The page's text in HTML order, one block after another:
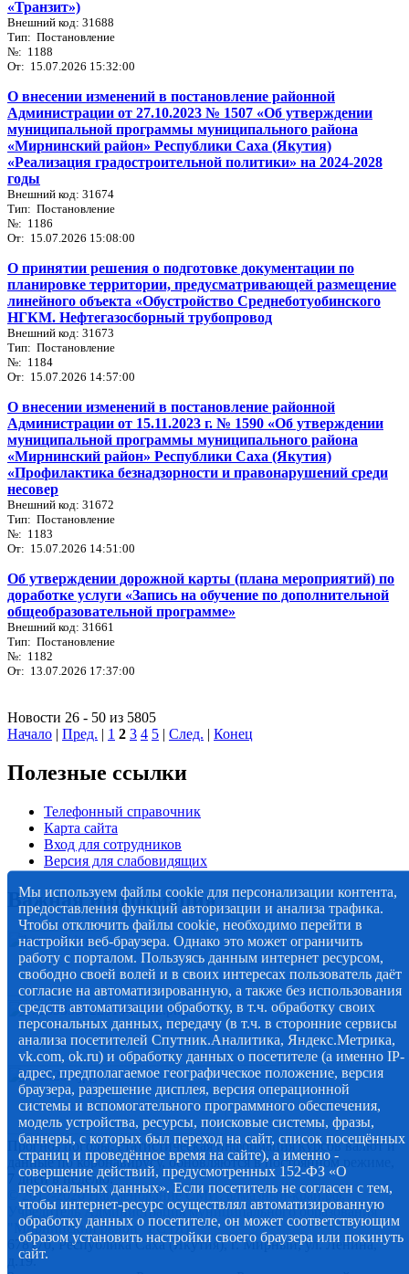
«Транзит»)
Внешний код: 31688
Тип: Постановление
№: 1188
От: 15.07.2026 15:32:00
О внесении изменений в постановление районной
Администрации от 27.10.2023 № 1507 «Об утверждении
муниципальной программы муниципального района
«Мирнинский район» Республики Саха (Якутия)
«Реализация градостроительной политики» на 2024-2028
годы
Внешний код: 31674
Тип: Постановление
№: 1186
От: 15.07.2026 15:08:00
О принятии решения о подготовке документации по
планировке территории, предусматривающей размещение
линейного объекта «Обустройство Среднеботуобинского
НГКМ. Нефтегазосборный трубопровод
Внешний код: 31673
Тип: Постановление
№: 1184
От: 15.07.2026 14:57:00
О внесении изменений в постановление районной
Администрации от 15.11.2023 г. № 1590 «Об утверждении
муниципальной программы муниципального района
«Мирнинский район» Республики Саха (Якутия)
«Профилактика безнадзорности и правонарушений среди
несовер
Внешний код: 31672
Тип: Постановление
№: 1183
От: 15.07.2026 14:51:00
Об утверждении дорожной карты (плана мероприятий) по
доработке услуги «Запись на обучение по дополнительной
общеобразовательной программе»
Внешний код: 31661
Тип: Постановление
№: 1182
От: 13.07.2026 17:37:00
Новости 26 - 50 из 5805
Начало | Пред. | 1 2 3 4 5 | След. | Конец
Полезные ссылки
Телефонный справочник
Карта сайта
Вход для сотрудников
Версия для слабовидящих
Важная информация
Прогноз погоды, статистическая информация курсов валют и
данные по коронавирусу, обновляются в постоянном режиме,
7 дней в неделю.
© 2012-2020 Наименование СМИ: алмазный-край.рф.
Учредитель Администрация муниципального образования
"Мирнинский район" РС (Я)
678170, Республика Саха (Якутия), г. Мирный, ул. Ленина,
д.19.
Мы используем файлы cookie для персонализации контента,
предоставления функций авторизации и анализа трафика.
Чтобы отключить файлы cookie, необходимо перейти в
настройки веб-браузера. Однако это может ограничить
работу с порталом. Пользуясь данным интернет ресурсом,
свободно своей волей и в своих интересах пользователь даёт
согласие на автоматизированную, а также без использования
средств автоматизации обработку, в т.ч. обработку своих
персональных данных, передачу (в т.ч. в сторонние сервисы
анализа посетителей Спутник.Аналитика, Яндекс.Метрика,
vk.com, ok.ru) и обработку данных о посетителе (а именно IP-
адрес, предполагаемое географическое положение, версия
браузера, разрешение дисплея, версия операционной
системы и вспомогательного программного обеспечения,
модель устройства, ресурсы, поисковые системы, фразы,
баннеры, с которых был переход на сайт, список посещённых
страниц и проведённое время на сайте), а именно -
совершение действий, предусмотренных 152-ФЗ «О
персональных данных». Если посетитель не согласен с тем,
чтобы интернет-ресурс осуществлял автоматизированную
обработку данных о посетителе, он может соответствующим
образом установить настройки своего браузера или покинуть
сайт.